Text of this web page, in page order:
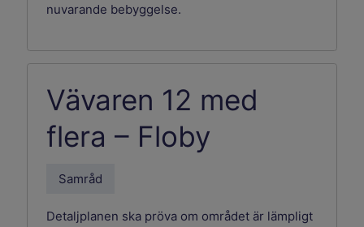
nuvarande bebyggelse.
Vävaren 12 med
flera – Floby
Samråd
Detaljplanen ska pröva om området är lämpligt